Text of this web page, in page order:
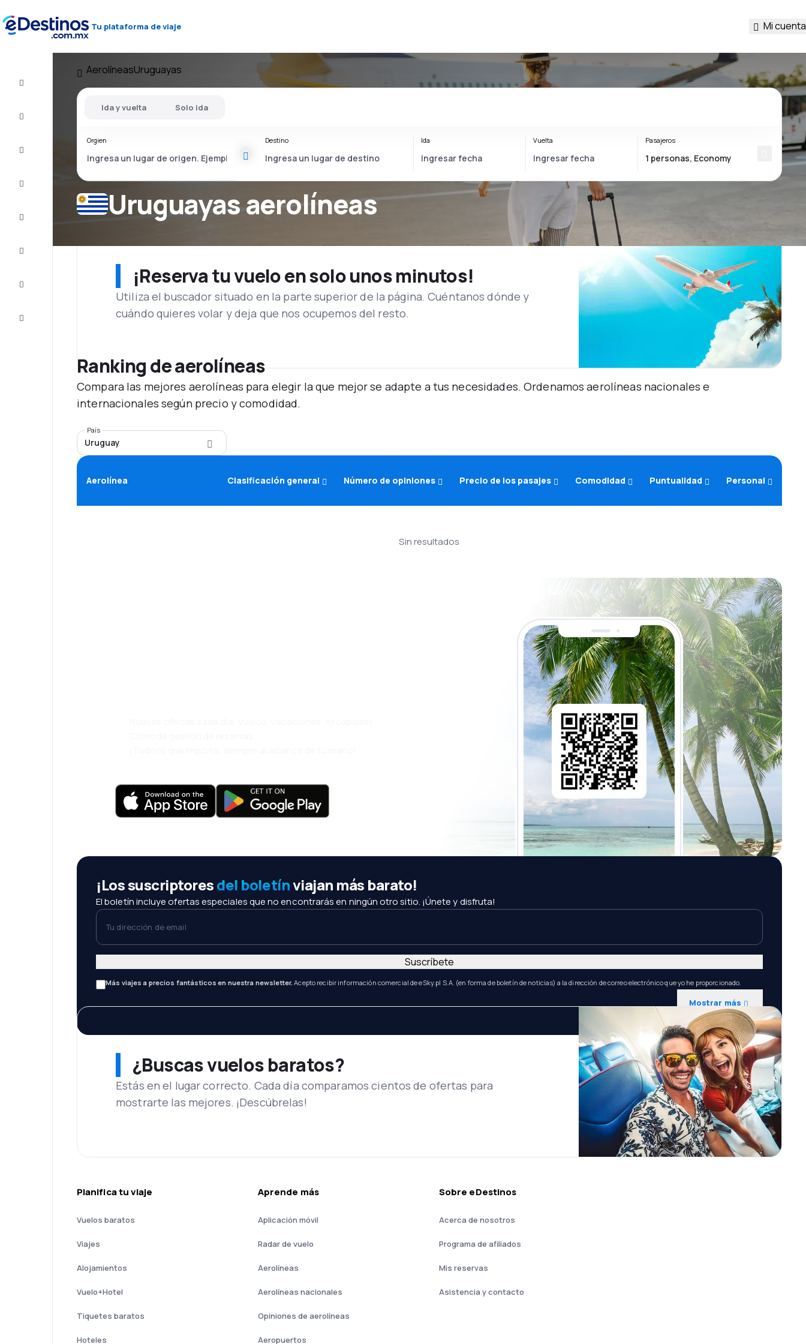
Tu plataforma de viaje Mi cuenta
Completa
AerolíneasUruguayas
Uruguayas aerolíneas
Ida y vuelta Solo ida
Orgien Destino Ida Vuelta Pasajeros
¡Reserva tu vuelo en solo unos minutos!
Utiliza el buscador situado en la parte superior de la página. Cuéntanos dónde y
cuándo quieres volar y deja que nos ocupemos del resto.
Ranking de aerolíneas
Compara las mejores aerolíneas para elegir la que mejor se adapte a tus necesidades. Ordenamos aerolíneas nacionales e
internacionales según precio y comodidad.
País
Uruguay
Aerolínea Clasificación general Número de opiniones Precio de los pasajes Comodidad Puntualidad Personal
Sin resultados
¡Los suscriptoresdel boletínviajan más barato!
El boletín incluye ofertas especiales que no encontrarás en ningún otro sitio. ¡Únete y disfruta!
Tu dirección de email
Más viajes a precios fantásticos en nuestra newsletter. Acepto recibir información comercial de eSky.pl S.A. (en forma de boletín de noticias) a la dirección de correo electrónico que yo he proporcionado.
Mostrar más
Suscríbete
¿Buscas vuelos baratos?
Estás en el lugar correcto. Cada día comparamos cientos de ofertas para
mostrarte las mejores. ¡Descúbrelas!
Planifica tu viaje
Vuelos baratos
Viajes
Alojamientos
Vuelo+Hotel
Tiquetes baratos
Hoteles
Aprende más
Aplicación móvil
Radar de vuelo
Aerolíneas
Aerolíneas nacionales
Opiniones de aerolíneas
Aeropuertos
Sobre eDestinos
Acerca de nosotros
Programa de afiliados
Mis reservas
Asistencia y contacto